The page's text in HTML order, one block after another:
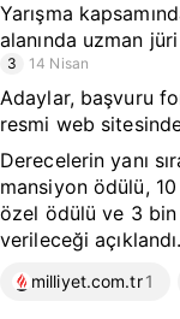
Yarışma
alanında uzman
3 14 Nisan
Adaylar, başvuru
resmi web
Derecelerin yanı
mansiyon ödülü,
özel ödülü ve 3
verileceği açıklandı.
milliyet.com.tr1